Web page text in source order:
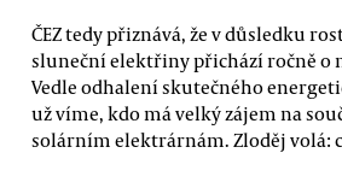
ČEZ tedy přiznává, že v důsledku
sluneční elektřiny přichází ročně o
Vedle odhalení skutečného
už víme, kdo má velký zájem na
solárním elektrárnám. Zloděj volá: